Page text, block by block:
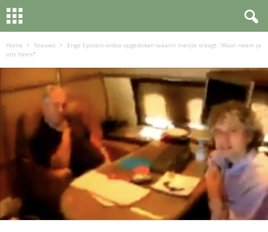
Home Nieuws
Enge Epstein-video opgedoken waarin meisje vraagt: ‘Waar neem je
ons heen?’